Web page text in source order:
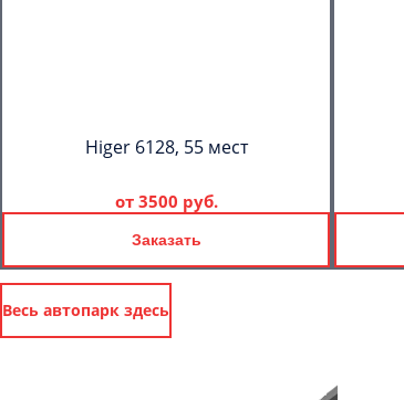
Higer 6128, 55 мест
от 3500 руб.
Заказать
Весь автопарк здесь